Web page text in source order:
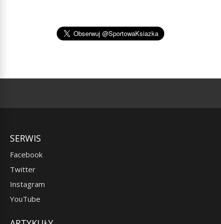
SERWIS
Facebook
Twitter
Instagram
YouTube